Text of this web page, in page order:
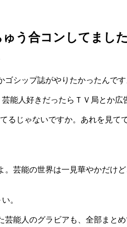
う合コンしてました
シップ誌がやりたかったんです
能人好きだったらＴＶ局とか広
るじゃないですか。あれを見
。芸能の世界は一見華やかだ
。
芸能人のグラビアも、全部まと